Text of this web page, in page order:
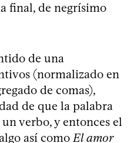
final, de negrísimo
de una
(normalizado en
de comas),
de que la palabra
verbo, y entonces el
así comoEl amor